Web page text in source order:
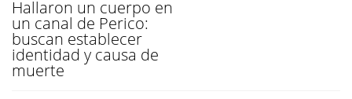
Hallaron un cuerpo en
un canal de Perico:
buscan establecer
identidad y causa de
muerte